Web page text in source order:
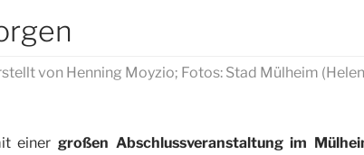
von Henning Moyzio; Fotos: Stad Mülheim
einergroßen Abschlussveranstaltung im